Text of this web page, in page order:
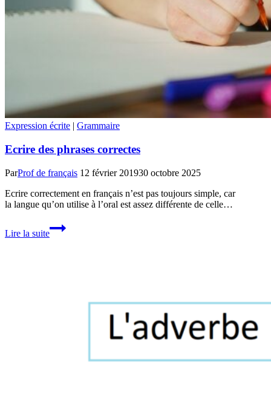
Expression écrite | Grammaire
Ecrire des phrases correctes
ParProf de français 12 février 201930 octobre 2025
Ecrire correctement en français n’est pas toujours simple, car
la langue qu’on utilise à l’oral est assez différente de celle…
Lire la suite
Ecrire
des